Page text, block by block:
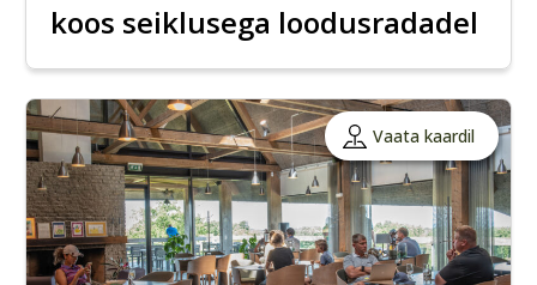
koos seiklusega loodusradadel
Vaata kaardil